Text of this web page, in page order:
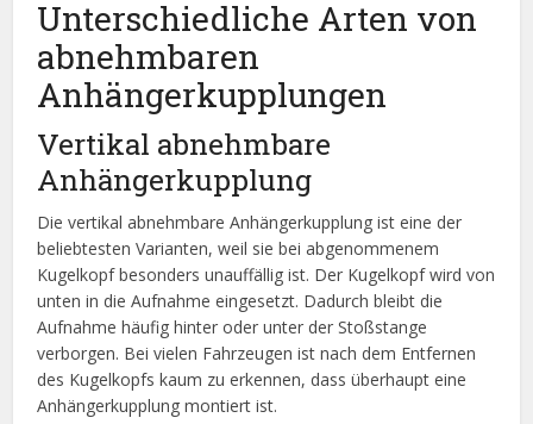
Unterschiedliche Arten von
abnehmbaren
Anhängerkupplungen
Vertikal abnehmbare
Anhängerkupplung
Die vertikal abnehmbare Anhängerkupplung ist eine der
beliebtesten Varianten, weil sie bei abgenommenem
Kugelkopf besonders unauffällig ist. Der Kugelkopf wird von
unten in die Aufnahme eingesetzt. Dadurch bleibt die
Aufnahme häufig hinter oder unter der Stoßstange
verborgen. Bei vielen Fahrzeugen ist nach dem Entfernen
des Kugelkopfs kaum zu erkennen, dass überhaupt eine
Anhängerkupplung montiert ist.